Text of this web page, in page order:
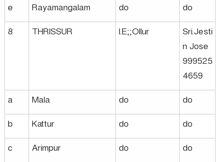
e
Rayamangalam do
do
8
THRISSUR I.E;;Ollur
Sri.Jesti
n Jose
999525
4659
a
Mala do
do
b
Kattur do
do
c
Arimpur do do